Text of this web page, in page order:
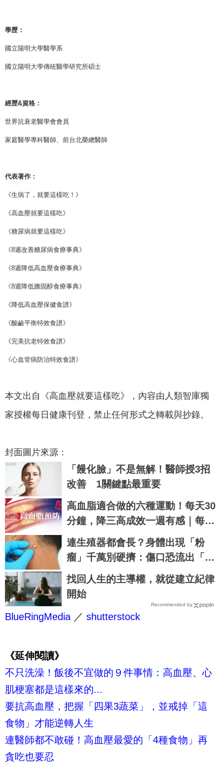
學歷：
國立陽明大學醫學系
國立陽明大學傳統醫學研究所碩士
經歷&資格：
世界抗衰老醫學會會員
家庭醫學專科醫師、前台北榮總醫師
代表著作：
《生病了，就要這樣吃！》
《高血壓就要這樣吃》
《糖尿病就要這樣吃》
《8週改善糖尿病食療事典》
《8週降低高血壓食療事典》
《8週降低膽固醇食療事典》
《降低高血壓保健食譜》
《酸鹼平衡特效食譜》
《完美抗老特效食譜》
《心血管病防治特效食譜》
本文出自《高血壓就要這樣吃》，內容由人類智庫獨
家授權每日健康刊登，禁止任何形式之轉載與抄錄。
封面圖片來源：
「饅化臉」不是無解！醫師授3招
改善 1關鍵點最重要
高血脂適合做的六種運動！每天30
分鐘，降三高成效一週有感｜每日
健康 Health
連生殖器都會長？身體出現「粉
瘤」千萬別硬擠：傷口恐流出「起
司味分泌物」
找回人生的主導權，就從建立紀律
開始
Recommended by
BlueRingMedia／ shutterstock
《延伸閱讀》
不只洗澡！飯後不宜做的９件事情：高血壓、心
肌梗塞都是這樣來的...
要抗高血壓，把握「四果3蔬菜」，並戒掉「這
食物」才能逆轉人生
連醫師都不敢碰！高血壓最愛的「4種食物」再
貪吃也要忍